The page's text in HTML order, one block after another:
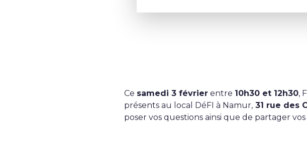
Ce samedi 3 février entre 10h30 et 12h30,
présents au local DéFI à Namur, 31 rue des
poser vos questions ainsi que de partager